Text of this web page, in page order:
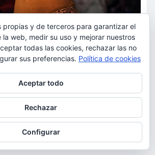
OCIO
el eclipse
experiencia única
espectáculo y
para toda la familia
Ago 7, 2026
propias y de terceros para garantizar el
web, medir su uso y mejorar nuestros
todas las cookies, rechazar las no
sus preferencias. Política de cookies
Aceptar todo
Rechazar
Configurar
incluido cómo gestionar las cookies,